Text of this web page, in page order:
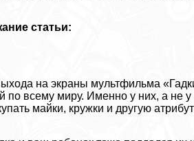
статьи:
на экраны мультфильма
по всему миру. Именно у них, а не
майки, кружки и другую